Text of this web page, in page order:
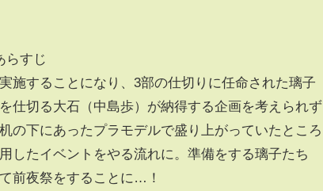
らすじ
施することになり、3部の仕切りに任命された璃子
仕切る大石（中島歩）が納得する企画を考えられず
の下にあったプラモデルで盛り上がっていたところ
したイベントをやる流れに。準備をする璃子たち
前夜祭をすることに…！